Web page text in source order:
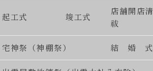
起工式 竣工式
店舗開店清
祓
宅神祭（神棚祭） 結 婚 式